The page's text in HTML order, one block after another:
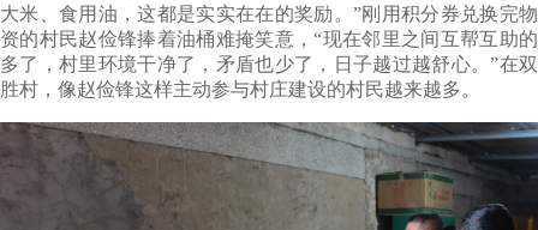
大米、食用油，这都是实实在在的奖励。”刚用积分券兑换完物
资的村民赵俭锋捧着油桶难掩笑意，“现在邻里之间互帮互助的
多了，村里环境干净了，矛盾也少了，日子越过越舒心。”在双
胜村，像赵俭锋这样主动参与村庄建设的村民越来越多。